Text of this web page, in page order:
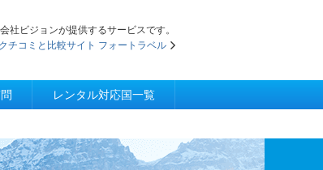
社ビジョンが提供するサービスです。
チコミと比較サイト フォートラベル
レンタル対応国一覧